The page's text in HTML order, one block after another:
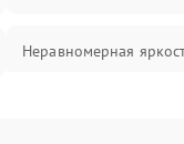
Неравномерная